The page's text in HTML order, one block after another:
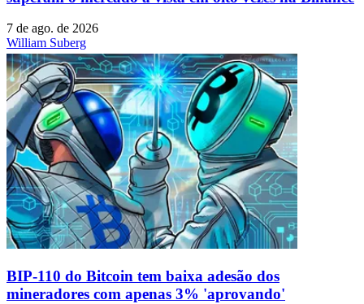
7 de ago. de 2026
William Suberg
BIP-110 do Bitcoin tem baixa adesão dos
mineradores com apenas 3% 'aprovando'